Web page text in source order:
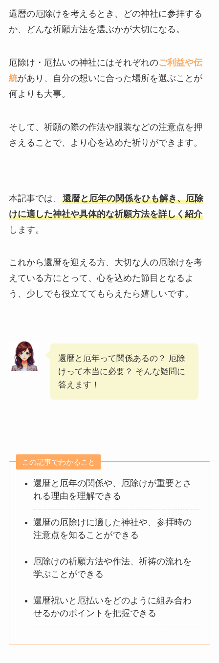
還暦の厄除けを考えるとき、どの神社に参拝する
か、どんな祈願方法を選ぶかが大切になる。
厄除け・厄払いの神社にはそれぞれのご利益や伝
統があり、自分の想いに合った場所を選ぶことが
何よりも大事。
そして、祈願の際の作法や服装などの注意点を押
さえることで、より心を込めた祈りができます。
本記事では、 還暦と厄年の関係をひも解き、厄除
けに適した神社や具体的な祈願方法を詳しく紹介
します。
これから還暦を迎える方、大切な人の厄除けを考
えている方にとって、心を込めた節目となるよ
う、少しでも役立ててもらえたら嬉しいです。
還暦と厄年って関係あるの？ 厄除
けって本当に必要？ そんな疑問に
答えます！
この記事でわかること
還暦と厄年の関係や、厄除けが重要とさ
れる理由を理解できる
還暦の厄除けに適した神社や、参拝時の
注意点を知ることができる
厄除けの祈願方法や作法、祈祷の流れを
学ぶことができる
還暦祝いと厄払いをどのように組み合わ
せるかのポイントを把握できる